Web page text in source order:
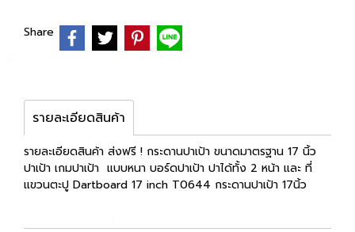
Share
รายละเอียดสินค้า
รายละเอียดสินค้า ส่งฟรี ! กระดานปาเป้า ขนาดมาตรฐาน 17 นิ้ว
ปาเป้า เกมปาเป้า แบบหนา บอร์ดปาเป้า ปาได้ทั้ง 2 หน้า และ ที่
แขวนตะปู Dartboard 17 inch T0644 กระดานปาเป้า 17นิ้ว